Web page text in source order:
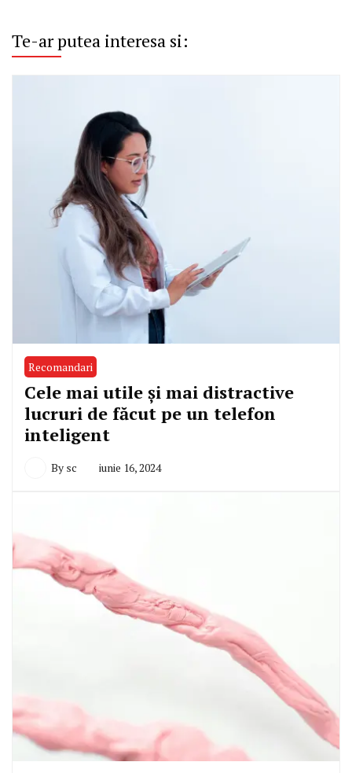
Te-ar putea interesa si:
Recomandari
Cele mai utile și mai distractive
lucruri de făcut pe un telefon
inteligent
By sc iunie 16, 2024